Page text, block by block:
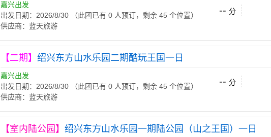
嘉兴出发
出发日期：2026/8/30 （此团已有 0 人预订，剩余 45 个位置）
供应商：蓝天旅游
-- 分
【二期】 绍兴东方山水乐园二期酷玩王国一日
嘉兴出发
出发日期：2026/8/30 （此团已有 0 人预订，剩余 45 个位置）
供应商：蓝天旅游
-- 分
【室内陆公园】 绍兴东方山水乐园一期陆公园（山之王国）一日